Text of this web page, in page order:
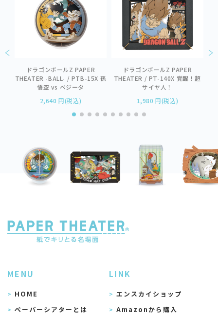
ドラゴンボールZ PAPER
THEATER -BALL- / PTB-15X 孫
悟空 vs ベジータ
2,640 円(税込)
ドラゴンボールZ PAPER
THEATER / PT-140X 覚醒！超
サイヤ人！
1,980 円(税込)
MENU
HOME
ペーパーシアターとは
LINK
エンスカイショップ
Amazonから購入